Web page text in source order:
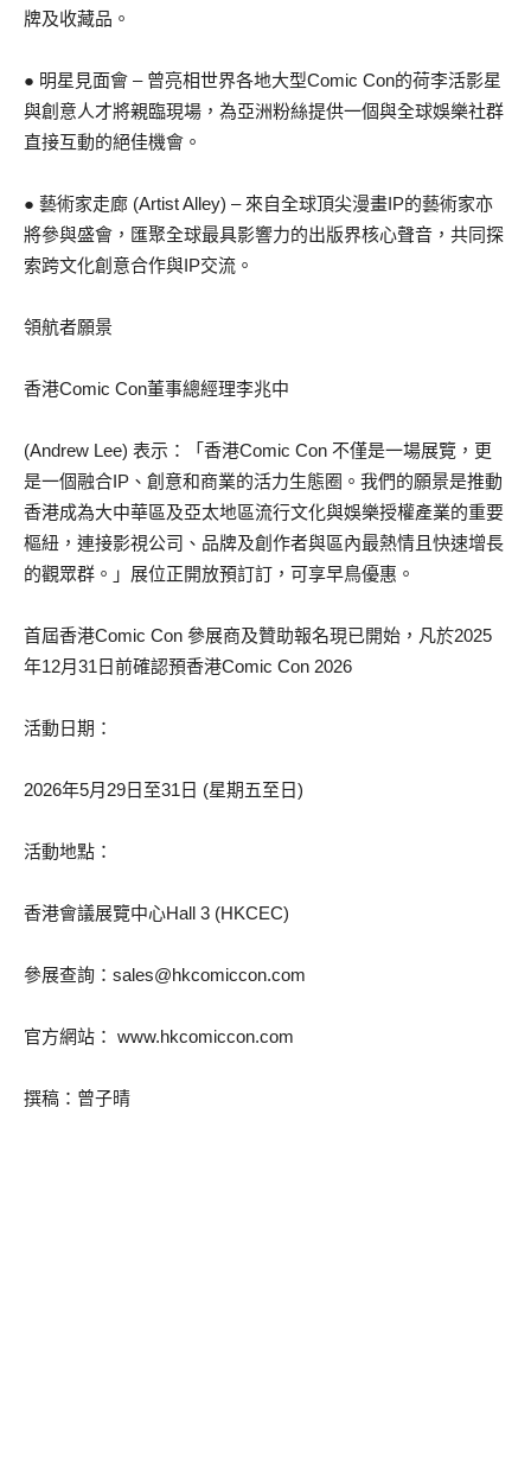
牌及收藏品。
● 明星見面會 – 曾亮相世界各地大型Comic Con的荷李活影星
與創意人才將親臨現場，為亞洲粉絲提供一個與全球娛樂社群
直接互動的絕佳機會。
● 藝術家走廊 (Artist Alley) – 來自全球頂尖漫畫IP的藝術家亦
將參與盛會，匯聚全球最具影響力的出版界核心聲音，共同探
索跨文化創意合作與IP交流。
領航者願景
香港Comic Con董事總經理李兆中
(Andrew Lee) 表示：「香港Comic Con 不僅是一場展覽，更
是一個融合IP、創意和商業的活力生態圈。我們的願景是推動
香港成為大中華區及亞太地區流行文化與娛樂授權產業的重要
樞紐，連接影視公司、品牌及創作者與區內最熱情且快速增長
的觀眾群。」展位正開放預訂訂，可享早鳥優惠。
首屆香港Comic Con 參展商及贊助報名現已開始，凡於2025
年12月31日前確認預香港Comic Con 2026
活動日期：
2026年5月29日至31日 (星期五至日)
活動地點：
香港會議展覽中心Hall 3 (HKCEC)
參展查詢： sales@hkcomiccon.com
官方網站： www.hkcomiccon.com
撰稿：曾子晴